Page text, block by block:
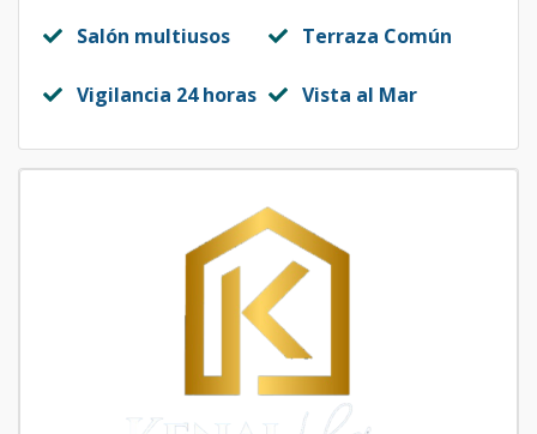
Salón multiusos Terraza Común
Vigilancia 24 horas Vista al Mar